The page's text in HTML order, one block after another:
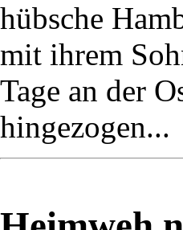
hübsche
mit ihrem
Tage an der
hingezogen...